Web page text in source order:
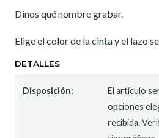
Dinos qué nombre grabar.
Elige el color de la cinta y el lazo
DETALLES
Disposición:
El artículo
opciones
recibida.